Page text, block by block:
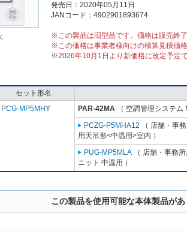
発売日：2020年05月11日
JANコード：4902901893674
※この製品は旧型品です。価格は販売終
※この価格は事業者様向けの積算見積価
※2026年10月1日より新価格に改定予定
セット形名
PCG-MP5MHY
PAR-42MA （ 空調管理システム
PCZG-P5MHA12 （ 店舗・事
用天吊形<中温用>室内 ）
PUG-MP5MLA （ 店舗・事務
ニット 中温用 ）
この製品を使用可能な本体製品が